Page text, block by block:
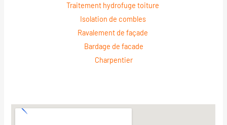
Traitement hydrofuge toiture
Isolation de combles
Ravalement de façade
Bardage de facade
Charpentier